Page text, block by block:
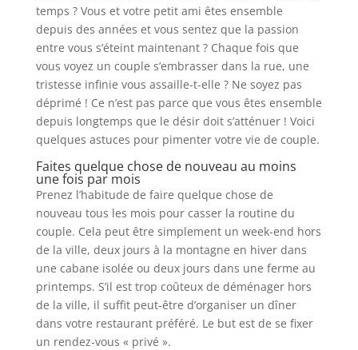
temps ? Vous et votre petit ami êtes ensemble
depuis des années et vous sentez que la passion
entre vous s’éteint maintenant ? Chaque fois que
vous voyez un couple s’embrasser dans la rue, une
tristesse infinie vous assaille-t-elle ? Ne soyez pas
déprimé ! Ce n’est pas parce que vous êtes ensemble
depuis longtemps que le désir doit s’atténuer ! Voici
quelques astuces pour pimenter votre vie de couple.
Faites quelque chose de nouveau au moins
une fois par mois
Prenez l’habitude de faire quelque chose de
nouveau tous les mois pour casser la routine du
couple. Cela peut être simplement un week-end hors
de la ville, deux jours à la montagne en hiver dans
une cabane isolée ou deux jours dans une ferme au
printemps. S’il est trop coûteux de déménager hors
de la ville, il suffit peut-être d’organiser un dîner
dans votre restaurant préféré. Le but est de se fixer
un rendez-vous « privé ».